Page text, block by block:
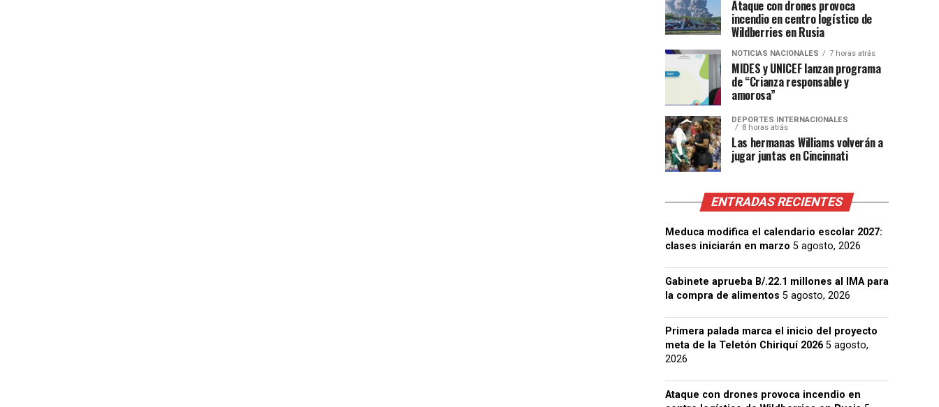
Ataque con drones provoca
incendio en centro logístico de
Wildberries en Rusia
NOTICIAS NACIONALES 7 horas atrás
MIDES y UNICEF lanzan programa
de “Crianza responsable y
amorosa”
DEPORTES INTERNACIONALES
8 horas atrás
Las hermanas Williams volverán a
jugar juntas en Cincinnati
ENTRADAS RECIENTES
Meduca modifica el calendario escolar 2027:
clases iniciarán en marzo 5 agosto, 2026
Gabinete aprueba B/.22.1 millones al IMA para
la compra de alimentos 5 agosto, 2026
Primera palada marca el inicio del proyecto
meta de la Teletón Chiriquí 2026 5 agosto,
2026
Ataque con drones provoca incendio en